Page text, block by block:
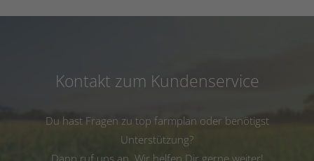
Kontakt zum Kundenservice
Du hast Fragen zu top farmplan oder benötigst
Unterstützung?
Dann ruf uns an. Wir helfen Dir gerne weiter!